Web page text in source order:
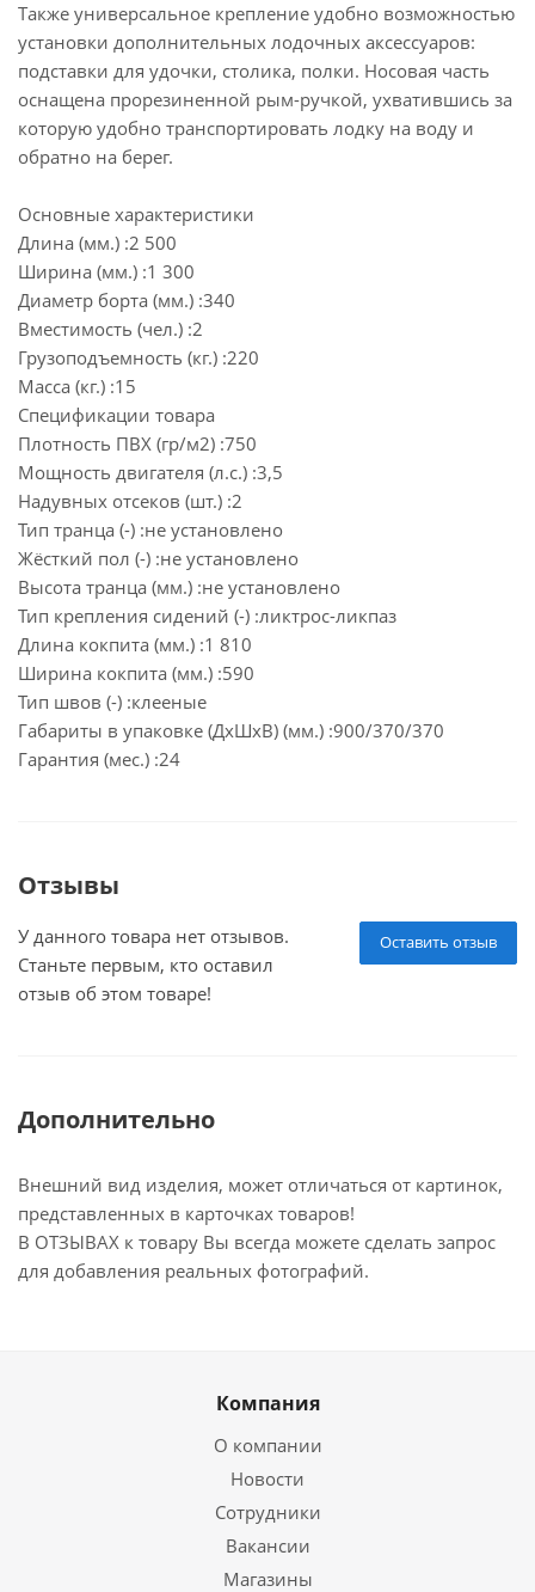
Также универсальное крепление удобно возможностью
установки дополнительных лодочных аксессуаров:
подставки для удочки, столика, полки. Носовая часть
оснащена прорезиненной рым-ручкой, ухватившись за
которую удобно транспортировать лодку на воду и
обратно на берег.
Основные характеристики
Длина (мм.) :2 500
Ширина (мм.) :1 300
Диаметр борта (мм.) :340
Вместимость (чел.) :2
Грузоподъемность (кг.) :220
Масса (кг.) :15
Спецификации товара
Плотность ПВХ (гр/м2) :750
Мощность двигателя (л.с.) :3,5
Надувных отсеков (шт.) :2
Тип транца (-) :не установлено
Жёсткий пол (-) :не установлено
Высота транца (мм.) :не установлено
Тип крепления сидений (-) :ликтрос-ликпаз
Длина кокпита (мм.) :1 810
Ширина кокпита (мм.) :590
Тип швов (-) :клееные
Габариты в упаковке (ДxШxВ) (мм.) :900/370/370
Гарантия (мес.) :24
Отзывы
Оставить отзыв
У данного товара нет отзывов.
Станьте первым, кто оставил
отзыв об этом товаре!
Дополнительно
Внешний вид изделия, может отличаться от картинок,
представленных в карточках товаров!
В ОТЗЫВАХ к товару Вы всегда можете сделать запрос
для добавления реальных фотографий.
Компания
О компании
Новости
Сотрудники
Вакансии
Магазины